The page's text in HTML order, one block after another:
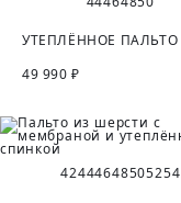
49 990 ₽
42444648505254